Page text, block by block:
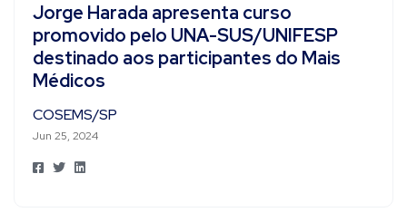
Jorge Harada apresenta curso
promovido pelo UNA-SUS/UNIFESP
destinado aos participantes do Mais
Médicos
COSEMS/SP
Jun 25, 2024